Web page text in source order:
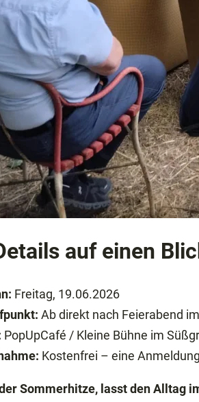
auf einen
Freitag, 19.06.2026
Ab direkt nach Feierabend
PopUpCafé / Kleine Bühne im
Kostenfrei – eine
Sommerhitze, lasst den Alltag